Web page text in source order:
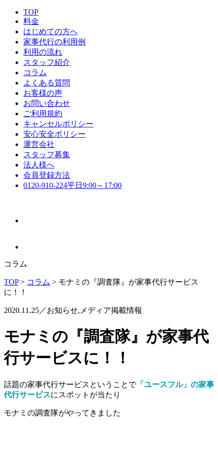
TOP
料金
はじめての方へ
家事代行の利用例
利用の流れ
スタッフ紹介
コラム
よくある質問
お客様の声
お問い合わせ
ご利用規約
キャンセルポリシー
安心安全ポリシー
運営会社
スタッフ募集
法人様へ
会員登録方法
0120-910-224平日9:00～17:00
コラム
TOP> コラム > モナミの『調査隊』が家事代行サービス
に！！
2020.11.25／お知らせ,メディア掲載情報
モナミの『調査隊』が家事代
行サービスに！！
話題の家事代行サービスということで「ユースフル」の家事
代行サービスにスポットが当たり
モナミの調査隊がやってきました